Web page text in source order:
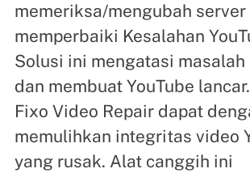
memeriksa/mengubah server
memperbaiki Kesalahan
Solusi ini mengatasi
dan membuat YouTube
Fixo Video Repair dapat
memulihkan integritas video
yang rusak. Alat canggih ini